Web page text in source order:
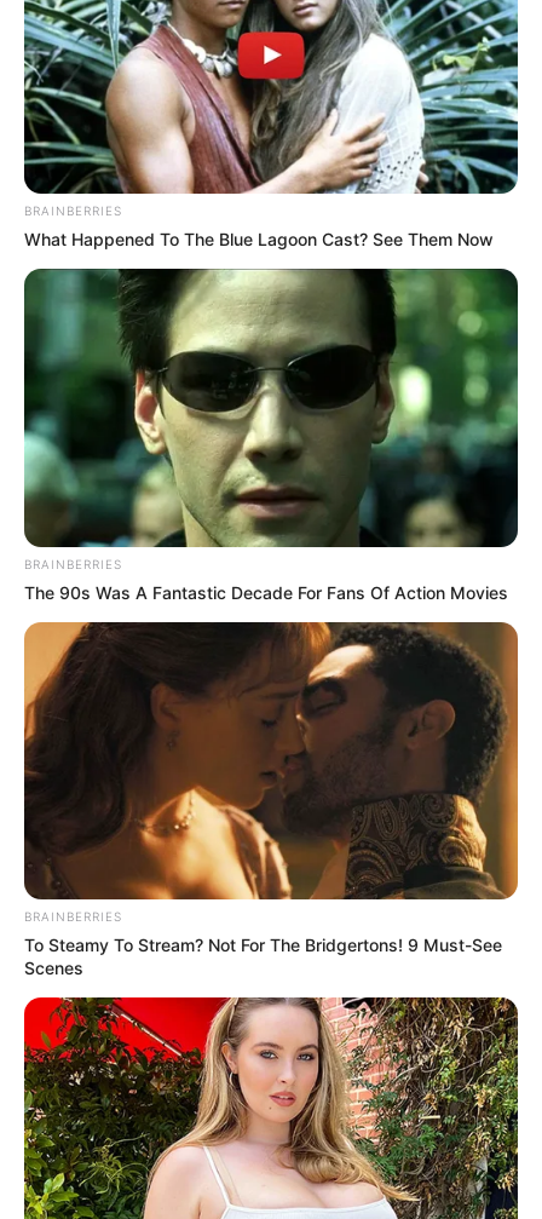
BRAINBERRIES
What Happened To The Blue Lagoon Cast? See Them Now
BRAINBERRIES
The 90s Was A Fantastic Decade For Fans Of Action Movies
BRAINBERRIES
To Steamy To Stream? Not For The Bridgertons! 9 Must-See
Scenes